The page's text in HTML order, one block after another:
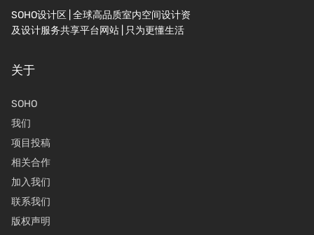
SOHO设计区 | 全球高品质室内空间设计资
及设计服务共享平台网站 | 只为更懂生活
关于
SOHO
我们
项目投稿
相关合作
加入我们
联系我们
版权声明